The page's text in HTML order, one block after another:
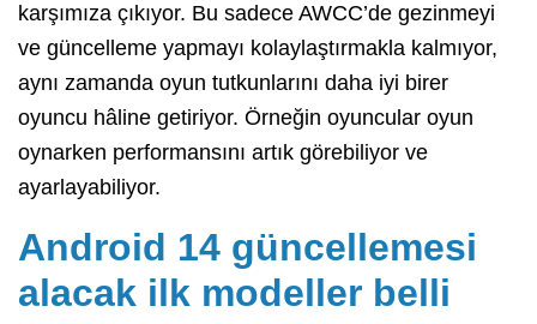
karşımıza çıkıyor. Bu sadece AWCC’de gezinmeyi
ve güncelleme yapmayı kolaylaştırmakla kalmıyor,
aynı zamanda oyun tutkunlarını daha iyi birer
oyuncu hâline getiriyor. Örneğin oyuncular oyun
oynarken performansını artık görebiliyor ve
ayarlayabiliyor.
Android 14 güncellemesi
alacak ilk modeller belli